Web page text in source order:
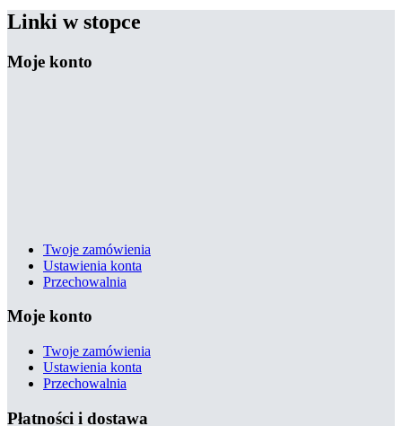
Linki w stopce
Moje konto
Twoje zamówienia
Ustawienia konta
Przechowalnia
Moje konto
Twoje zamówienia
Ustawienia konta
Przechowalnia
Płatności i dostawa